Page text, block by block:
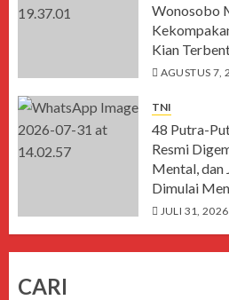
Wonosobo
Kian
AGUSTUS 7,
TNI
48 Putra-
Resmi
Mental, dan
Dimulai
JULI 31, 2026
CARI